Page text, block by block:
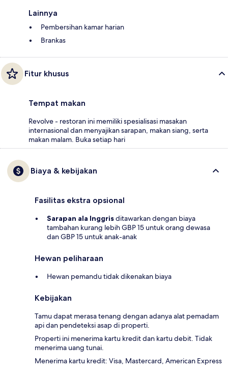
Lainnya
Pembersihan kamar harian
Brankas
Fitur khusus
Tempat makan
Revolve - restoran ini memiliki spesialisasi masakan
internasional dan menyajikan sarapan, makan siang, serta
makan malam. Buka setiap hari
Biaya & kebijakan
Fasilitas ekstra opsional
Sarapan ala Inggrisditawarkan dengan biaya
tambahan kurang lebih GBP 15 untuk orang dewasa
dan GBP 15 untuk anak-anak
Hewan peliharaan
Hewan pemandu tidak dikenakan biaya
Kebijakan
Tamu dapat merasa tenang dengan adanya alat pemadam
api dan pendeteksi asap di properti.
Properti ini menerima kartu kredit dan kartu debit. Tidak
menerima uang tunai.
Menerima kartu kredit: Visa, Mastercard, American Express